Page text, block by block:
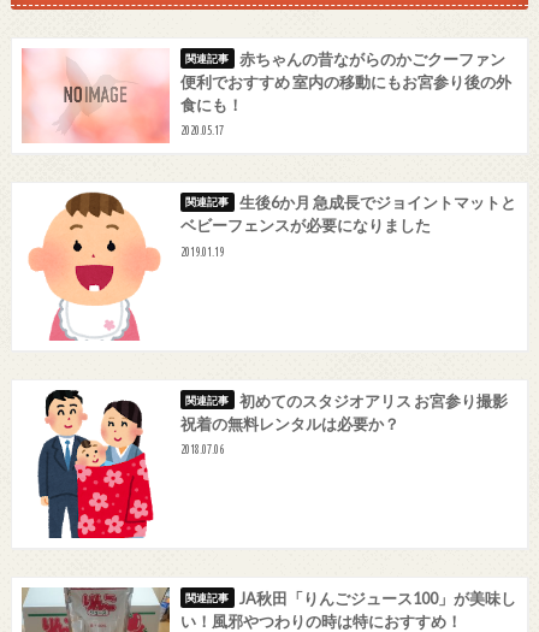
赤ちゃんの昔ながらのかごクーファン
便利でおすすめ 室内の移動にもお宮参り後の外
食にも！
2020.05.17
生後6か月 急成長でジョイントマットと
ベビーフェンスが必要になりました
2019.01.19
初めてのスタジオアリス お宮参り撮影
祝着の無料レンタルは必要か？
2018.07.06
JA秋田「りんごジュース100」が美味し
い！風邪やつわりの時は特におすすめ！